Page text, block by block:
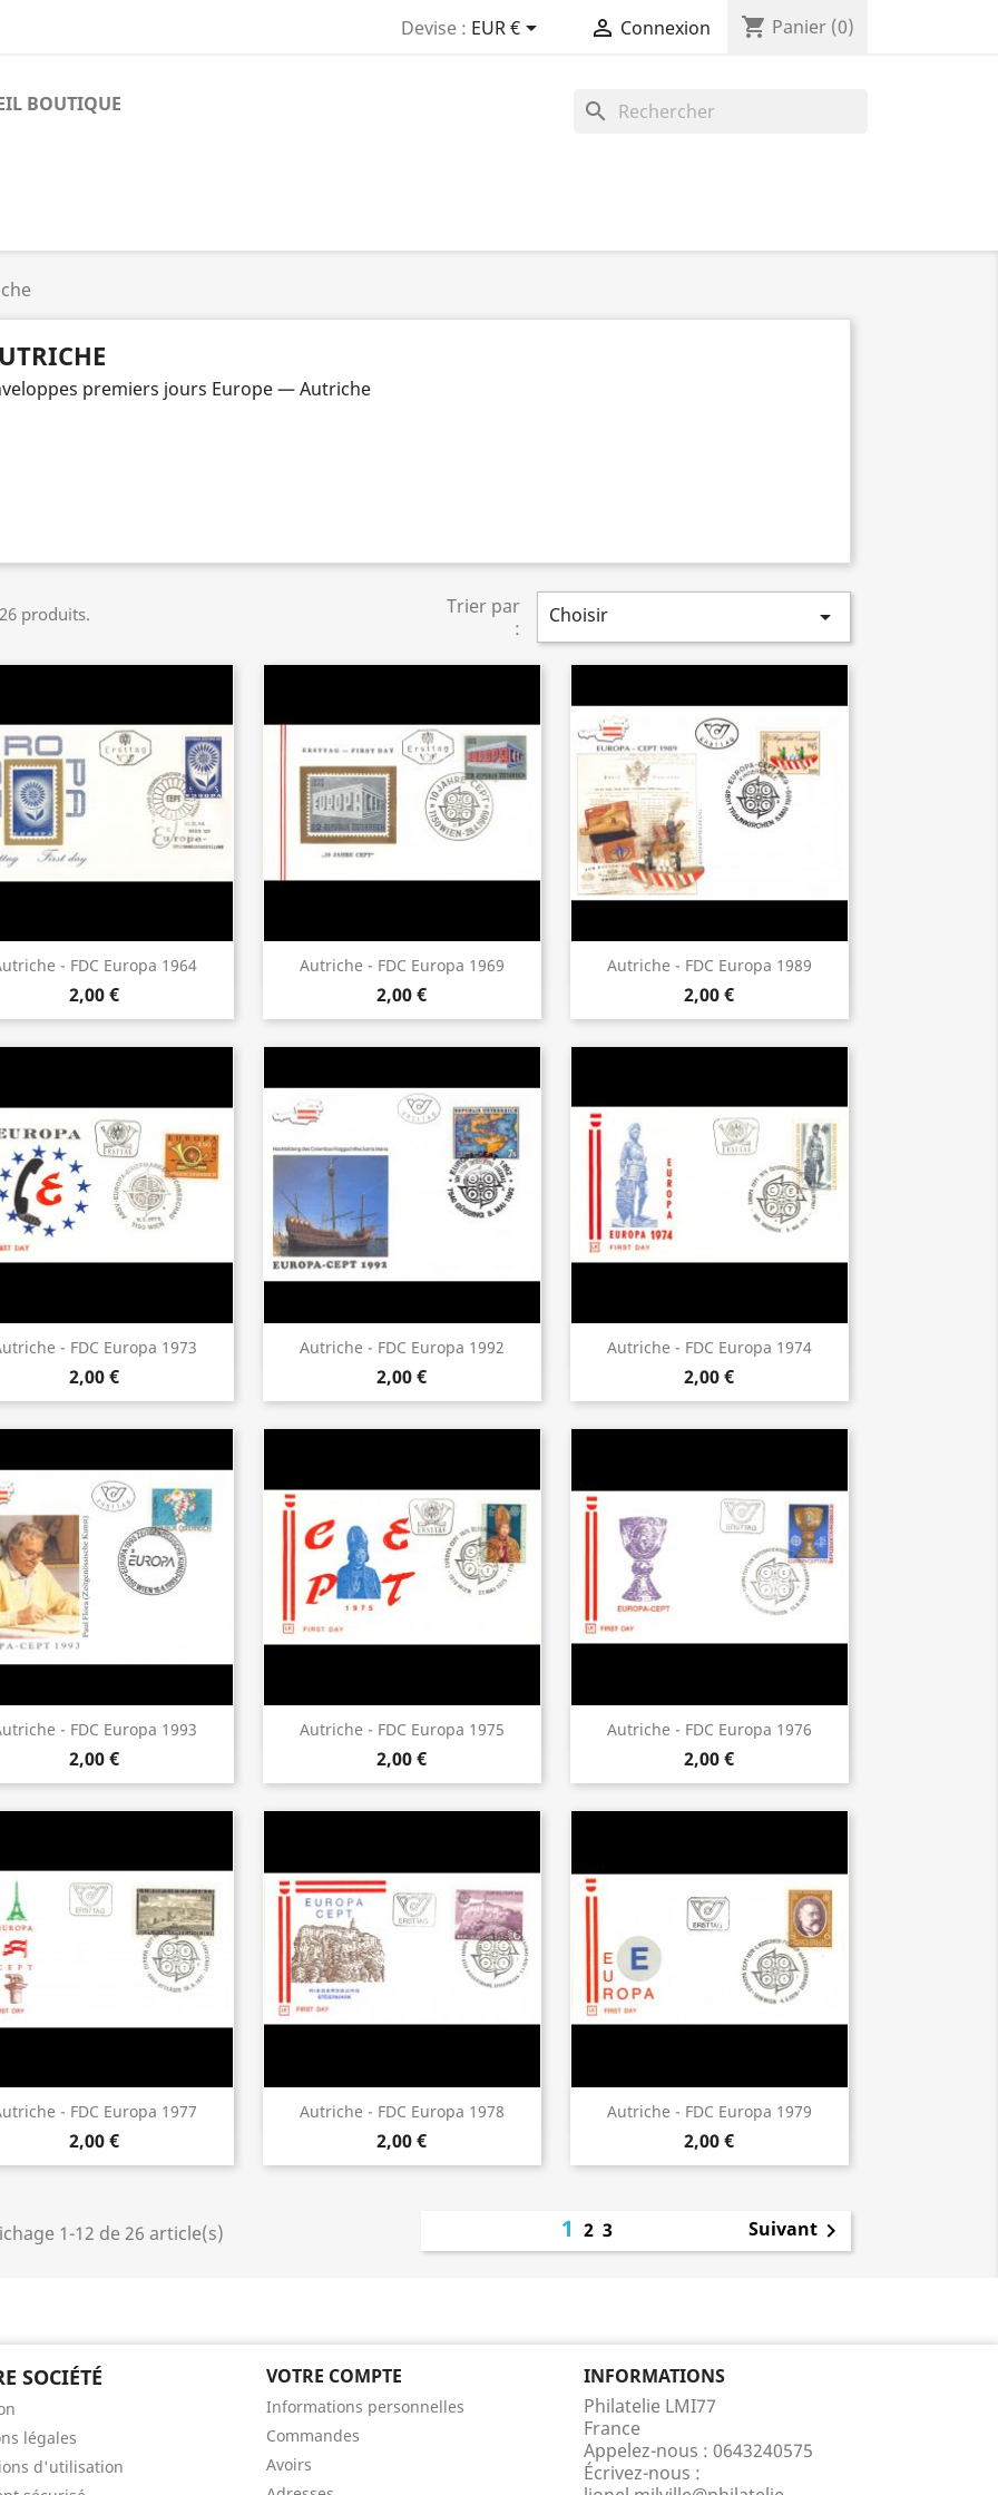
Devise : EUR €  Connexion shopping_cart Panier (0)
BOUTIQUE search
premiers jours Europe — Autriche
produits.
Trier par
:
Choisir 
- FDC Europa 1964
2,00 €
Aperçu rapide Autriche - FDC Europa 1969
2,00 €
Aperçu rapide Autriche - FDC Europa 1989
2,00 €
Aperçu rapide
- FDC Europa 1973
2,00 €
Aperçu rapide Autriche - FDC Europa 1992
2,00 €
Aperçu rapide Autriche - FDC Europa 1974
2,00 €
Aperçu rapide
- FDC Europa 1993
2,00 €
Aperçu rapide Autriche - FDC Europa 1975
2,00 €
Aperçu rapide Autriche - FDC Europa 1976
2,00 €
Aperçu rapide
- FDC Europa 1977
2,00 €
Aperçu rapide Autriche - FDC Europa 1978
2,00 €
Aperçu rapide Autriche - FDC Europa 1979
2,00 €
Aperçu rapide
1-12 de 26 article(s) 1 2 3 Suivant
SOCIÉTÉ
légales
d'utilisation
VOTRE COMPTE
Informations personnelles
Commandes
Avoirs
INFORMATIONS
Philatelie LMI77
France
Appelez-nous : 0643240575
Écrivez-nous :